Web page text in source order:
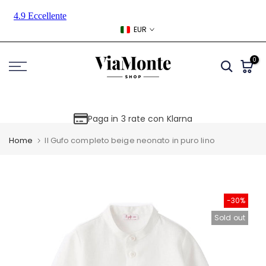
Skip
EUR
0
Paga in 3 rate con Klarna
Home Il Gufo completo beige neonato in puro lino
-30%
Sold out